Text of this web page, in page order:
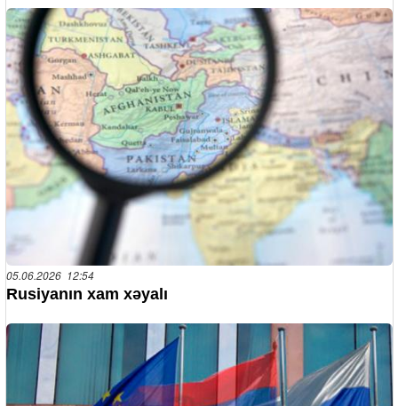
05.06.2026 12:54
Rusiyanın xam xəyalı